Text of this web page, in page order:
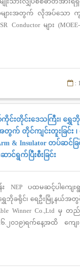
ျားအတွက် လိုအပ်သော
Conductor များ (MOEE-
:
ကိုင်းတိုင်းဒေသကြီး၊ ရွှေဘို
တွက် တိုင်ကျင်းတူးခြင်း
& Insulator တပ်ဆင်ခ
င်ရွက်ပြီးစီးခြင်း
NEP ပထမဆင့်ပါကျေးရွ
ေဘိုခရိုင်၊ ရေဦးမြို့နယ်အတွ
Winner Co.,Ltd မှ တ
.၂၀၁၉)ရက်နေ့အထိ ကျေး